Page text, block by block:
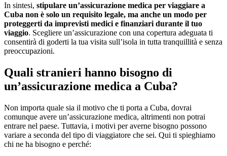
In sintesi, stipulare un’assicurazione medica per viaggiare a
Cuba non è solo un requisito legale, ma anche un modo per
proteggerti da imprevisti medici e finanziari durante il tuo
viaggio. Scegliere un’assicurazione con una copertura adeguata ti
consentirà di goderti la tua visita sull’isola in tutta tranquillità e senza
preoccupazioni.
Quali stranieri hanno bisogno di
un’assicurazione medica a Cuba?
Non importa quale sia il motivo che ti porta a Cuba, dovrai
comunque avere un’assicurazione medica, altrimenti non potrai
entrare nel paese. Tuttavia, i motivi per averne bisogno possono
variare a seconda del tipo di viaggiatore che sei. Qui ti spieghiamo
chi ne ha bisogno e perché: